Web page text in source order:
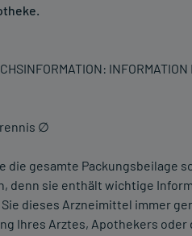
∅
die gesamte Packungsbeilage
denn sie enthält wichtige
dieses Arzneimittel immer
Ihres Arztes, Apothekers oder